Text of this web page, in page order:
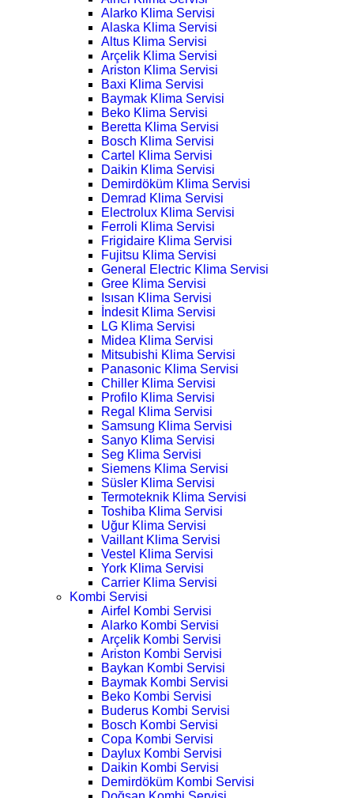
Alarko Klima Servisi
Alaska Klima Servisi
Altus Klima Servisi
Arçelik Klima Servisi
Ariston Klima Servisi
Baxi Klima Servisi
Baymak Klima Servisi
Beko Klima Servisi
Beretta Klima Servisi
Bosch Klima Servisi
Cartel Klima Servisi
Daikin Klima Servisi
Demirdöküm Klima Servisi
Demrad Klima Servisi
Electrolux Klima Servisi
Ferroli Klima Servisi
Frigidaire Klima Servisi
Fujitsu Klima Servisi
General Electric Klima Servisi
Gree Klima Servisi
Isısan Klima Servisi
İndesit Klima Servisi
LG Klima Servisi
Midea Klima Servisi
Mitsubishi Klima Servisi
Panasonic Klima Servisi
Chiller Klima Servisi
Profilo Klima Servisi
Regal Klima Servisi
Samsung Klima Servisi
Sanyo Klima Servisi
Seg Klima Servisi
Siemens Klima Servisi
Süsler Klima Servisi
Termoteknik Klima Servisi
Toshiba Klima Servisi
Uğur Klima Servisi
Vaillant Klima Servisi
Vestel Klima Servisi
York Klima Servisi
Carrier Klima Servisi
Kombi Servisi
Airfel Kombi Servisi
Alarko Kombi Servisi
Arçelik Kombi Servisi
Ariston Kombi Servisi
Baykan Kombi Servisi
Baymak Kombi Servisi
Beko Kombi Servisi
Buderus Kombi Servisi
Bosch Kombi Servisi
Copa Kombi Servisi
Daylux Kombi Servisi
Daikin Kombi Servisi
Demirdöküm Kombi Servisi